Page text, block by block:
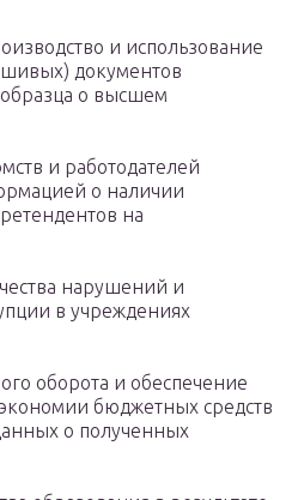
и использование
документов
образца о высшем
и работодателей
о наличии
на
нарушений и
в учреждениях
оборота и обеспечение
бюджетных средств
о полученных